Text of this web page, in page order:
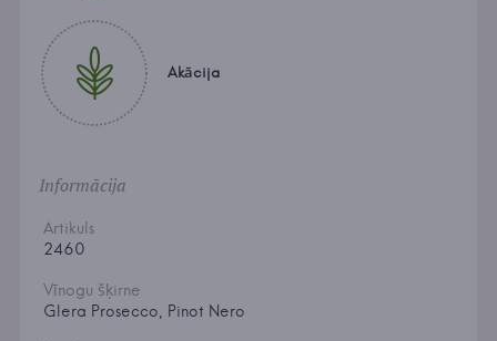
Akācija
Informācija
Artikuls
2460
Vīnogu šķirne
Glera Prosecco, Pinot Nero